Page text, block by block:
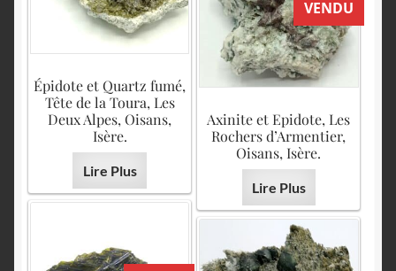
Épidote et Quartz fumé,
Tête de la Toura, Les
Deux Alpes, Oisans,
Isère.
Lire Plus
VENDU
Axinite et Epidote, Les
Rochers d’Armentier,
Oisans, Isère.
Lire Plus